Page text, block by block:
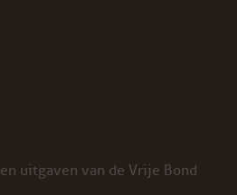
uitgaven van de Vrije Bond